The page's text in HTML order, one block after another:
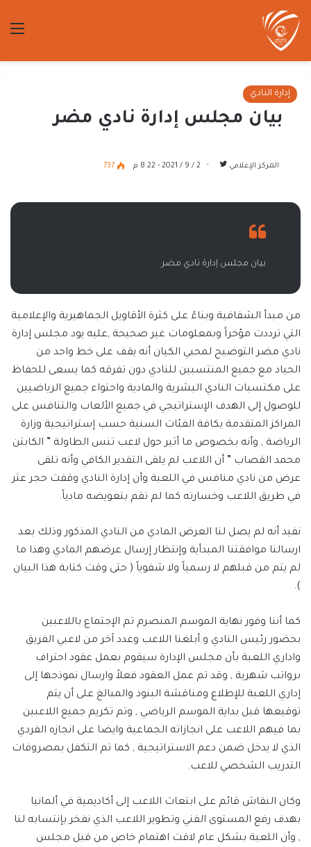
إدارة النادي
بيان مجلس إدارة نادي مضر
المركز الإعلامي
تابع
2 / 9 / 2021 - 8:22 م 737
بيان مجلس إدارة نادي مضر
من مبدأ الشفافية وبناءً على كثرة الأقاويل الجماهيرية والإعلامية
التي ترددت مؤخراً وبمعلومات غير صحيحة ,عليه يود مجلس إدارة
نادي مضر التوضيح لمحبي الكيان أنه يقف على خط واحد من
الحياد مع جميع المنتسبين للنادي دون تفرقه كما يسعى للحفاظ
على مكتسبات النادي البشرية والمادية واحتواء جميع الرياضيين
للوصول إلى الهدف الإستراتيجي في جميع الألعاب والتنافس على
المراكز المتقدمة بكافة الفئات السنية حسب إستراتيجية وزارة
الرياضة , وأنه بخصوص ما أثير حول لاعب تنس الطاولة ” الكابتن
محمد القصاب ” أن اللاعب لم يلقى التقدير الكافي وأنه تلقى
عرض من نادي منافس في اللعبة وأن إدارة النادي وقفت حجر عثر
في طريق اللاعب وخسارته كما لم تقم بتعويضه مادياً.
نفيد أنه لم يصل لنا العرض المادي من النادي المذكور وذلك بعد
ارسالنا موافقتنا المبدأية وإنتظار إرسال عرضهم المادي وهذا ما
لم يتم من قبلهم لا رسمياً ولا شفوياً ( حتى وقت كتابة هذا البيان
).
كما أننا وفور نهاية الموسم المنصرم تم الإجتماع باللاعبين
بحضور رئيس النادي و أبلغنا اللاعب وعدد آخر من لاعبي الفريق
واداري اللعبة بأن مجلس الإدارة سيقوم بعمل عقود احتراف
برواتب شهرية , وقد تم عمل العقود فعلاً وارسال نموذجها إلى
إداري اللعبة للإطلاع ومناقشة البنود والمبالغ على أن يتم
توقيعها قبل بداية الموسم الرياضي , وتم تكريم جميع اللاعبين
بما فيهم اللاعب على انجازاته الجماعية وايضا على انجازه الفردي
الذي لا يدخل ضمن دعم الاستراتيجية , كما تم التكفل بمصروفات
التدريب الشخصي للاعب.
وكان النقاش قائم على ابتعاث اللاعب إلى أكاديمية في ألمانيا
بهدف رفع المستوى الفني وتطوير اللاعب الذي نفخر بإنتسابه لنا
, وأن اللعبة بشكل عام لاقت اهتمام خاص من قبل مجلس